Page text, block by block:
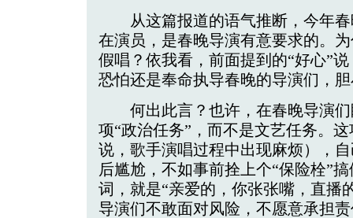
从这篇报道的语气推断，今年春
在演员，是春晚导演有意要求的。
假唱？依我看，前面提到的“好心”
恐怕还是奉命执导春晚的导演们，
何出此言？也许，在春晚导演们
项“政治任务”，而不是文艺任务。
说，歌手演唱过程中出现麻烦），
后尴尬，不如事前拴上个“保险栓”
词，就是“亲爱的，你张张嘴，直
导演们不敢面对风险，不愿意承担